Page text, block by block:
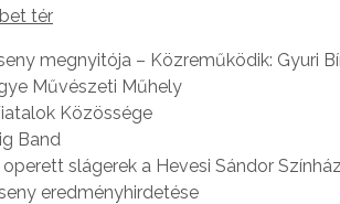
tér
megnyitója – Közreműködik: Gyuri
Művészeti Műhely
Közössége
Band
slágerek a Hevesi Sándor
eredményhirdetése